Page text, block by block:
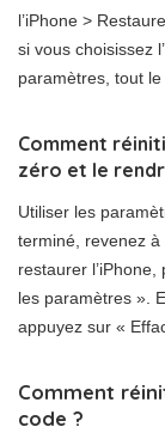
l’iPhone >
si vous choisissez
paramètres, tout
Comment
zéro et le
Utiliser les
terminé, revenez
restaurer
les paramètres ».
appuyez sur «
Comment
code ?